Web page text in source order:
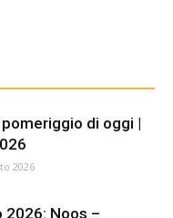
di oggi |
2026
2026: Noos –